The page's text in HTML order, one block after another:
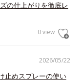
の仕上がりを徹底レ
0 view
2026/05/22
止めスプレーの使い